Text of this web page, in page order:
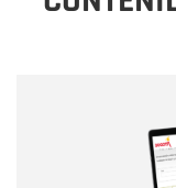
Correo